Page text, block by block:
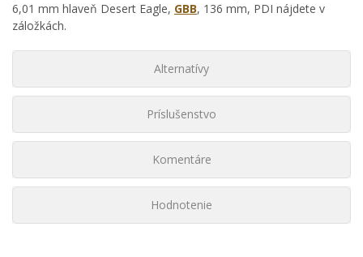
6,01 mm hlaveň Desert Eagle, GBB, 136 mm, PDI nájdete v
záložkách.
Alternatívy
Príslušenstvo
Komentáre
Hodnotenie